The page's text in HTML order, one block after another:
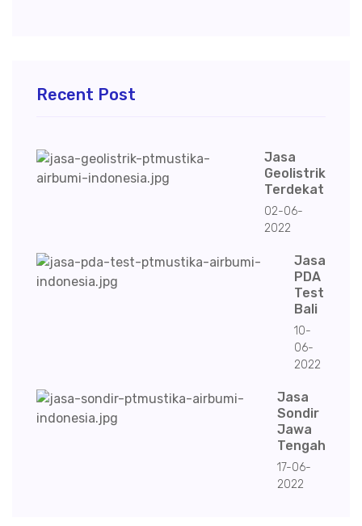
Recent Post
Jasa
Geolistrik
Terdekat
02-06-
2022
Jasa
PDA
Test
Bali
10-
06-
2022
Jasa
Sondir
Jawa
Tengah
17-06-
2022